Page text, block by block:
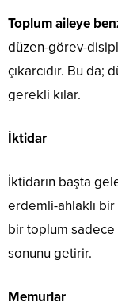
Toplum aileye
düzen-görev-
çıkarcıdır. Bu
gerekli kılar.
İktidar
İktidarın başta
erdemli-ahlaklı
bir toplum
sonunu getirir.
Memurlar